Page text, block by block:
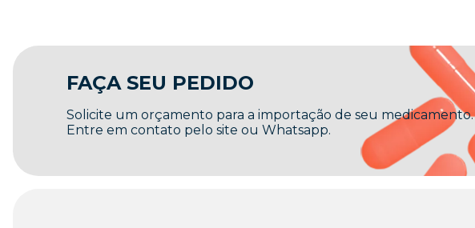
FAÇA SEU PEDIDO
Solicite um orçamento para a importação de seu medicamento.
Entre em contato pelo site ou Whatsapp.